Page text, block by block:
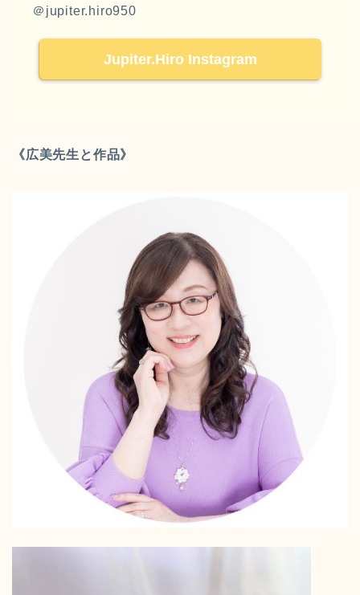
＠jupiter.hiro950
Jupiter.Hiro Instagram
《広美先生と作品》